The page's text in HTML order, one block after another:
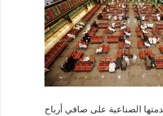
الصناعية على صافي أرباح